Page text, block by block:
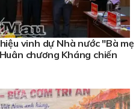
vinh dự Nhà nước "Bà mẹ
chương Kháng chiến